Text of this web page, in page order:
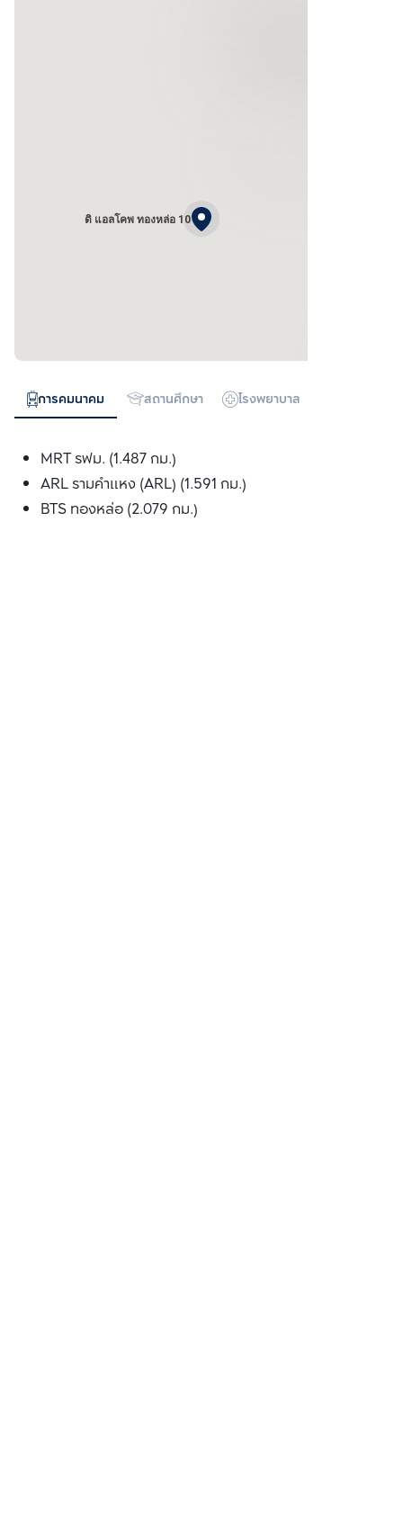
ดิ แอลโคพ ทองหล่อ 10
การคมนาคม สถานศึกษา โรงพยาบาล
MRT รฟม. (1.487 กม.)
ARL รามคำแหง (ARL) (1.591 กม.)
BTS ทองหล่อ (2.079 กม.)